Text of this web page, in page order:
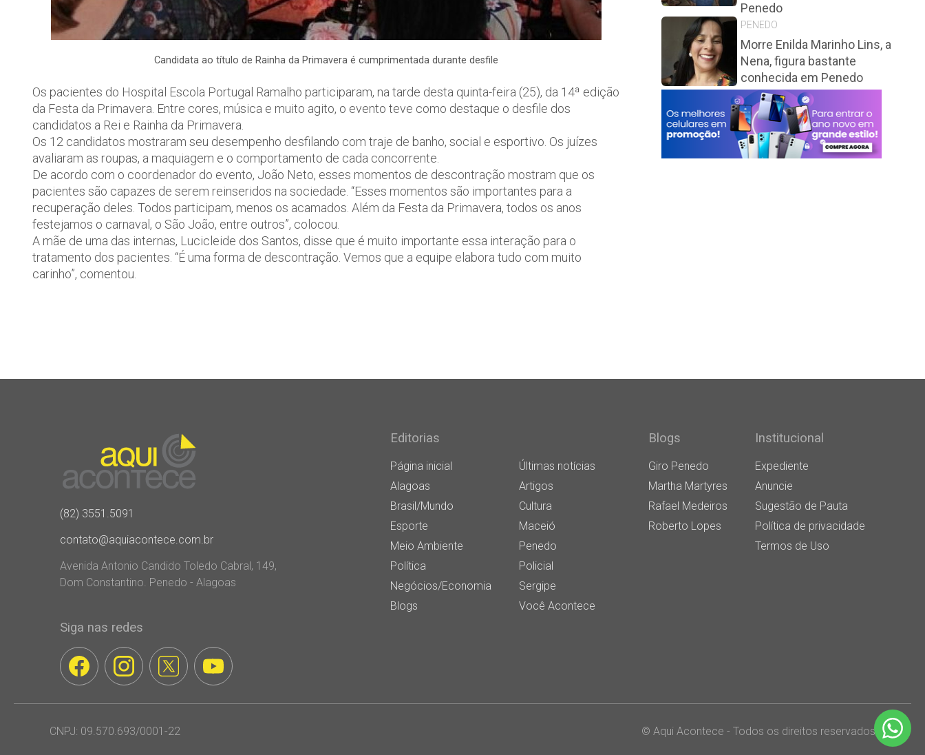
Candidata ao título de Rainha da Primavera é cumprimentada durante desfile
Os pacientes do Hospital Escola Portugal Ramalho participaram, na tarde desta quinta-feira (25), da 14ª edição
da Festa da Primavera. Entre cores, música e muito agito, o evento teve como destaque o desfile dos
candidatos a Rei e Rainha da Primavera.
Os 12 candidatos mostraram seu desempenho desfilando com traje de banho, social e esportivo. Os juízes
avaliaram as roupas, a maquiagem e o comportamento de cada concorrente.
De acordo com o coordenador do evento, João Neto, esses momentos de descontração mostram que os
pacientes são capazes de serem reinseridos na sociedade. “Esses momentos são importantes para a
recuperação deles. Todos participam, menos os acamados. Além da Festa da Primavera, todos os anos
festejamos o carnaval, o São João, entre outros”, colocou.
A mãe de uma das internas, Lucicleide dos Santos, disse que é muito importante essa interação para o
tratamento dos pacientes. “É uma forma de descontração. Vemos que a equipe elabora tudo com muito
carinho”, comentou.
Penedo
PENEDO
Morre Enilda Marinho Lins, a
Nena, figura bastante
conhecida em Penedo
(82) 3551.5091
contato@aquiacontece.com.br
Avenida Antonio Candido Toledo Cabral, 149,
Dom Constantino. Penedo - Alagoas
Siga nas redes
Editorias
Página inicial
Últimas notícias
Alagoas
Artigos
Brasil/Mundo
Cultura
Esporte
Maceió
Meio Ambiente
Penedo
Política
Policial
Negócios/Economia
Sergipe
Blogs
Você Acontece
Blogs
Giro Penedo
Martha Martyres
Rafael Medeiros
Roberto Lopes
Institucional
Expediente
Anuncie
Sugestão de Pauta
Política de privacidade
Termos de Uso
CNPJ: 09.570.693/0001-22 © Aqui Acontece - Todos os direitos reservados